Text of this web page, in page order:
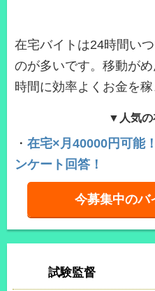
在宅バイトは24時間い
のが多いです。移動が
時間に効率よくお金を稼
▼人気
・ 在宅×月40000円可能
ンケート回答！
今募集中のバ
試験監督